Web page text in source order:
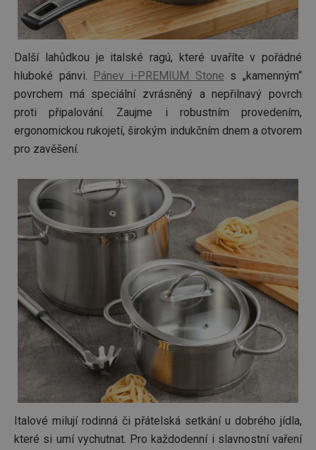
Další lahůdkou je italské ragú, které uvaříte v pořádné
hluboké pánvi. Pánev i-PREMIUM Stone s „kamenným“
povrchem má speciální zvrásněný a nepřilnavý povrch
proti připalování. Zaujme i robustním provedením,
ergonomickou rukojetí, širokým indukčním dnem a otvorem
pro zavěšení.
Italové milují rodinná či přátelská setkání u dobrého jídla,
které si umí vychutnat. Pro každodenní i slavnostní vaření